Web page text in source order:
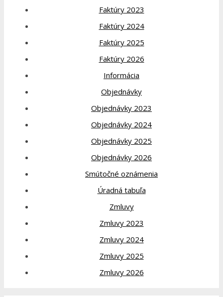
Faktúry 2023
Faktúry 2024
Faktúry 2025
Faktúry 2026
Informácia
Objednávky
Objednávky 2023
Objednávky 2024
Objednávky 2025
Objednávky 2026
Smútočné oznámenia
Úradná tabuľa
Zmluvy
Zmluvy 2023
Zmluvy 2024
Zmluvy 2025
Zmluvy 2026